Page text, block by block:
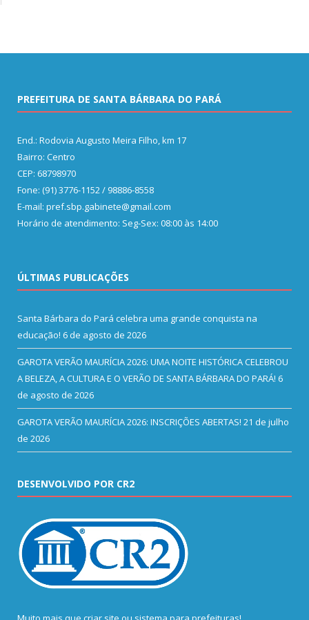
PREFEITURA DE SANTA BÁRBARA DO PARÁ
End.: Rodovia Augusto Meira Filho, km 17
Bairro: Centro
CEP: 68798970
Fone: (91) 3776-1152 / 98886-8558
E-mail: pref.sbp.gabinete@gmail.com
Horário de atendimento: Seg-Sex: 08:00 às 14:00
ÚLTIMAS PUBLICAÇÕES
Santa Bárbara do Pará celebra uma grande conquista na
educação! 6 de agosto de 2026
GAROTA VERÃO MAURÍCIA 2026: UMA NOITE HISTÓRICA CELEBROU
A BELEZA, A CULTURA E O VERÃO DE SANTA BÁRBARA DO PARÁ! 6
de agosto de 2026
GAROTA VERÃO MAURÍCIA 2026: INSCRIÇÕES ABERTAS! 21 de julho
de 2026
DESENVOLVIDO POR CR2